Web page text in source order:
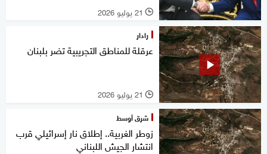
l 21 يوليو 2026
رادار
عرقلة للمناطق التجريبية تضر بلبنان
l 21 يوليو 2026
شرق أوسط
زوطر الغربية.. إطلاق نار إسرائيلي قرب
انتشار الجيش اللبناني